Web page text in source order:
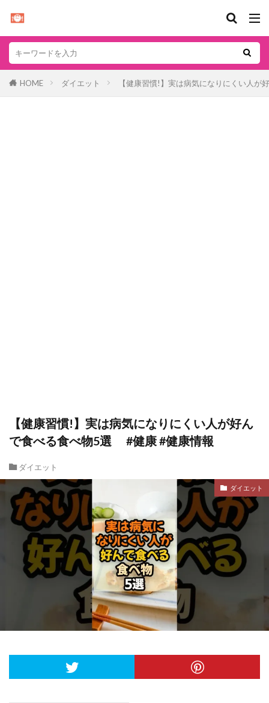
HOME ダイエット 【健康習慣!】実は病気になりにくい人
【健康習慣!】実は病気になりにくい人が好ん
で食べる食べ物5選 #健康 #健康情報
ダイエット
ダイエット